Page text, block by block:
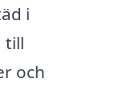
i
till
och